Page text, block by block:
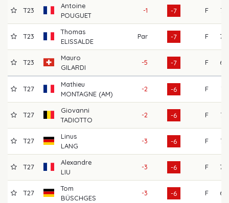
T23
Antoine
POUGUET
-1 -7 F 73
T23
Thomas
ELISSALDE
Par -7 F 70
T23
Mauro
GILARDI
-5 -7 F 69
T27
Mathieu
MONTAGNE (AM)
-2 -6 F 71
T27
Giovanni
TADIOTTO
-2 -6 F 72
T27
Linus
LANG
-3 -6 F 73
T27
Alexandre
LIU
-3 -6 F 70
T27
Tom
BÜSCHGES
-3 -6 F 69